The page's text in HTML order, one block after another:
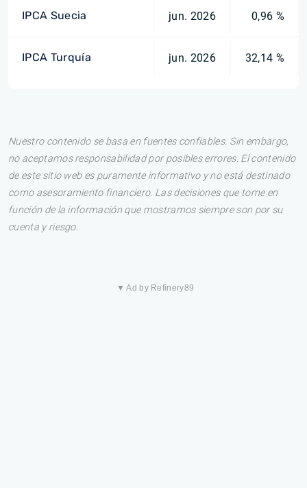
IPCA Suecia jun. 2026 0,96 %
IPCA Turquía jun. 2026 32,14 %
Nuestro contenido se basa en fuentes confiables. Sin embargo,
no aceptamos responsabilidad por posibles errores. El contenido
de este sitio web es puramente informativo y no está destinado
como asesoramiento financiero. Las decisiones que tome en
función de la información que mostramos siempre son por su
cuenta y riesgo.
▼ Ad by Refinery89